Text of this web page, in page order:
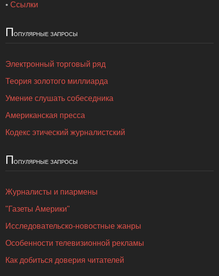
•Ссылки
Популярные запросы
Электронный торговый ряд
Теория золотого миллиарда
Умение слушать собеседника
Американская пресса
Кодекс этический журналистский
Популярные запросы
Журналисты и пиармены
"Газеты Америки"
Исследовательско-новостные жанры
Особенности телевизионной рекламы
Как добиться доверия читателей